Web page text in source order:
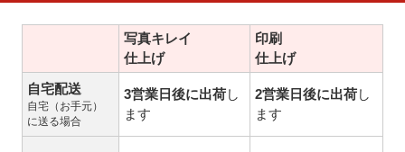
写真キレイ
仕上げ
印刷
仕上げ
自宅配送
自宅（お手元）
に送る場合
3営業日後に出荷し
ます
2営業日後に出荷し
ます